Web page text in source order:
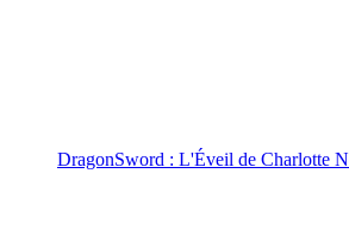
DragonSword : L'Éveil de Charlotte